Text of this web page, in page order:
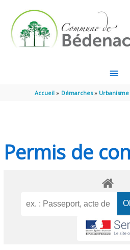
MENU
Accueil Démarches Urbanisme
Permis de